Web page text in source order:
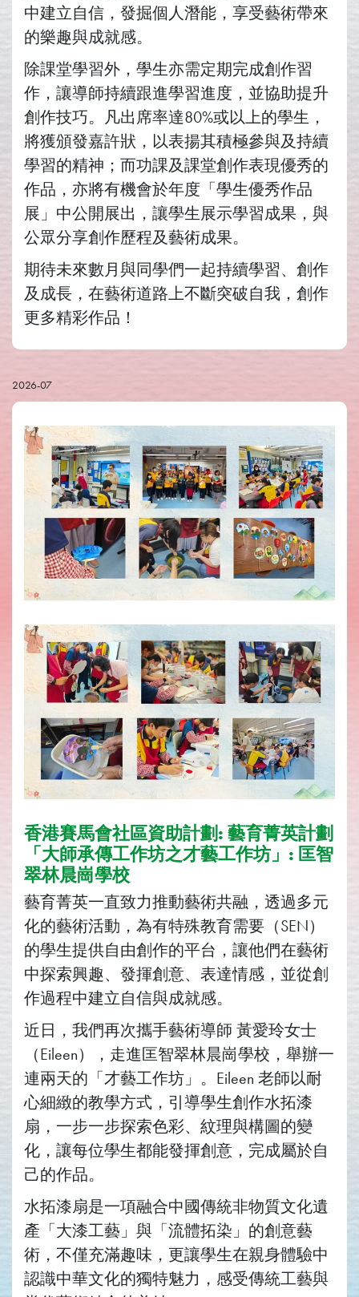
中建立自信，發掘個人潛能，享受藝術帶來
的樂趣與成就感。
除課堂學習外，學生亦需定期完成創作習
作，讓導師持續跟進學習進度，並協助提升
創作技巧。凡出席率達80%或以上的學生，
將獲頒發嘉許狀，以表揚其積極參與及持續
學習的精神；而功課及課堂創作表現優秀的
作品，亦將有機會於年度「學生優秀作品
展」中公開展出，讓學生展示學習成果，與
公眾分享創作歷程及藝術成果。
期待未來數月與同學們一起持續學習、創作
及成長，在藝術道路上不斷突破自我，創作
更多精彩作品！
2026-07
香港賽馬會社區資助計劃: 藝育菁英計劃
「大師承傳工作坊之才藝工作坊」: 匡智
翠林晨崗學校
藝育菁英一直致力推動藝術共融，透過多元
化的藝術活動，為有特殊教育需要（SEN）
的學生提供自由創作的平台，讓他們在藝術
中探索興趣、發揮創意、表達情感，並從創
作過程中建立自信與成就感。
近日，我們再次攜手藝術導師 黃愛玲女士
（Eileen），走進匡智翠林晨崗學校，舉辦一
連兩天的「才藝工作坊」。Eileen 老師以耐
心細緻的教學方式，引導學生創作水拓漆
扇，一步一步探索色彩、紋理與構圖的變
化，讓每位學生都能發揮創意，完成屬於自
己的作品。
水拓漆扇是一項融合中國傳統非物質文化遺
產「大漆工藝」與「流體拓染」的創意藝
術，不僅充滿趣味，更讓學生在親身體驗中
認識中華文化的獨特魅力，感受傳統工藝與